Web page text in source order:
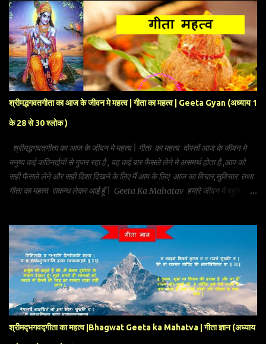
लिए || 4 बिल्ली आँखें ,हिरनी सी चाल, पता नहीं लोग तुम्हें क्या समझते हैं , इंसान हो
तुम,जानवरों से तुलना क्यों करते हैं || 5 शादी के बाराती कमरें मटका मटका झूमते हैं , पर
लड़की के घर पहुँचते ही, ठेका क्यों ढूँढते हैं || और पढ़ें 1. हास्य व्यंग्य शायरी 2.
ग्रीटिंग कार्ड शायरी Please Share :-
श्रीमद्भगवतगीता का आज के जीवन मे महत्व | गीता का महत्व | Geeta Gyan (अध्याय 1
के 28 से 30 श्लोक )
श्रीमद्भगवतगीता का आज के जीवन मे महत्व | गीता का महत्व दोस्तों आज के जीवन मे
मनुष्य कई कठिनाईयों से गुजर रहा है , वह कई बार फैसले लेने मे असमर्थ होता है ,आप को
सही फैसले लेने और सही दिशा दिखने के लिए मैं आप के लिए आज का विचार,सुविचार तथा
गीता का महत्व सकन्ध लेकर आई हूँ | Geeta Ka Mahatav हमारे जीवन में बहुत है |
गीता के अध्याय 1 के 28 से 30 श्लोक सस्कृत में कृपया परयाविष्टो विषीदत्रिदमब्रवीत्‌ ।
दृष्टेवमं स्वजनं कृष्ण युयुत्सुं समुपस्थितम्‌ ॥ (२८) सीदन्ति मम गात्राणि मुखं च परिशुष्यति
। वेपथुश्च शरीरे में रोमहर्षश्च जायते ॥ (२९) गाण्डीवं स्रंसते हस्तात्वक्चैव परिदह्यते । न
च शक्नोम्यवस्थातुं भ्रमतीव च मे मनः ॥ (३०) गीता के अध्याय 1 के 28 से 30 श्लोक हिंदी
में युद्ध क्षेत्र में डटे हुए युद्ध के अभिलाषी इस स्वजन समुदा...
श्रीमद्‍भगवद्‍गीता का महत्व |Bhagwat Geeta ka Mahatva | गीता ज्ञान (अध्याय